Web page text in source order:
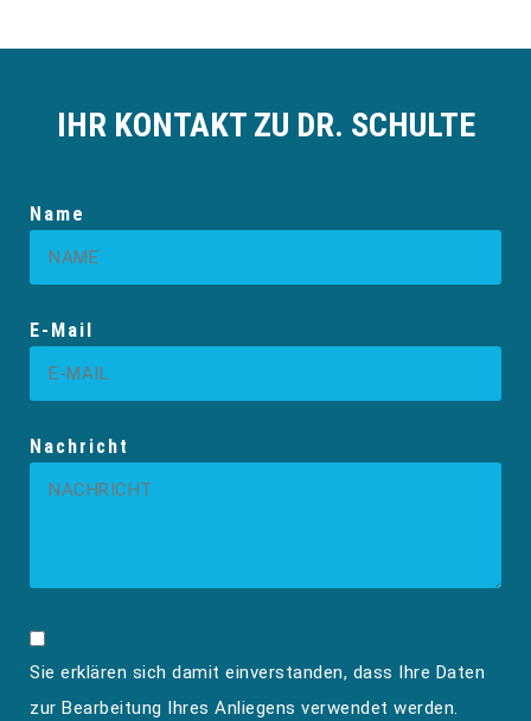
IHR KONTAKT ZU DR. SCHULTE
Name
E-Mail
Nachricht
Sie erklären sich damit einverstanden, dass Ihre Daten
zur Bearbeitung Ihres Anliegens verwendet werden.